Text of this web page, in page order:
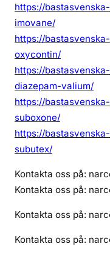
https://
imovane/
https://
oxycontin/
https://
diazepam-valium/
https://
suboxone/
https://
subutex/
Kontakta oss på:
Kontakta oss på:
Kontakta oss på:
Kontakta oss på: